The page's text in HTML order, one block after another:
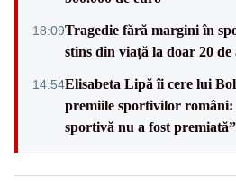
18:09Tragedie fără margini în
stins din viață la doar 20 de
14:54Elisabeta Lipă îi cere lui
premiile sportivilor
sportivă nu a fost premiată”